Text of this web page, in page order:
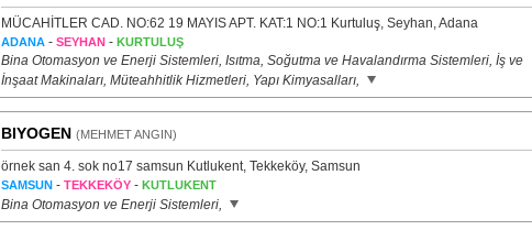
MÜCAHİTLER CAD. NO:62 19 MAYIS APT. KAT:1 NO:1 Kurtuluş, Seyhan, Adana
ADANA- SEYHAN- KURTULUŞ
Bina Otomasyon ve Enerji Sistemleri, Isıtma, Soğutma ve Havalandırma Sistemleri, İş ve
İnşaat Makinaları, Müteahhitlik Hizmetleri, Yapı Kimyasalları,
BIYOGEN (MEHMET ANGIN)
örnek san 4. sok no17 samsun Kutlukent, Tekkeköy, Samsun
SAMSUN- TEKKEKÖY- KUTLUKENT
Bina Otomasyon ve Enerji Sistemleri,